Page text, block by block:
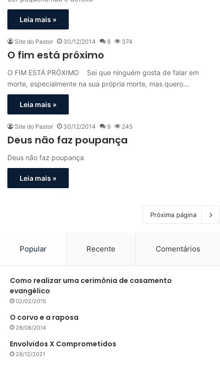
Leia mais »
Site do Pastor 30/12/2014 8 374
O fim está próximo
O FIM ESTÁ PRÓXIMO Sei que ninguém gosta de falar em
morte, especialmente na sua própria morte, mas quero…
Leia mais »
Site do Pastor 30/12/2014 9 245
Deus não faz poupança
Deus não faz poupança
Leia mais »
Próxima página
Popular Recente Comentários
Como realizar uma cerimônia de casamento
evangélico
02/02/2015
O corvo e a raposa
28/08/2014
Envolvidos X Comprometidos
28/12/2021